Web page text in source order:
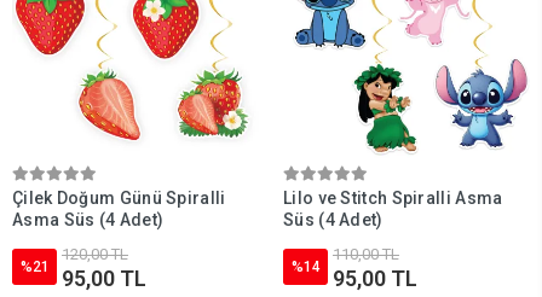
Çilek Doğum Günü Spiralli
Asma Süs (4 Adet)
%21
120,00 TL
95,00 TL
Lilo ve Stitch Spiralli Asma
Süs (4 Adet)
%14
110,00 TL
95,00 TL